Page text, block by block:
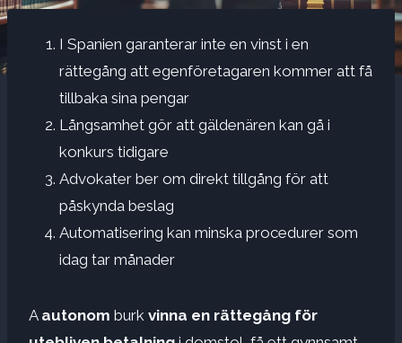
I Spanien garanterar inte en vinst i en
rättegång att egenföretagaren kommer att få
tillbaka sina pengar
Långsamhet gör att gäldenären kan gå i
konkurs tidigare
Advokater ber om direkt tillgång för att
påskynda beslag
Automatisering kan minska procedurer som
idag tar månader
A autonom burk vinna en rättegång för